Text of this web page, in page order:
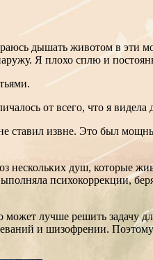
дышать животом в эти
Я плохо сплю и
от всего, что я видела
ставил извне. Это был
нескольких душ, которые
психокоррекции,
может лучше решить задачу
и шизофрении.